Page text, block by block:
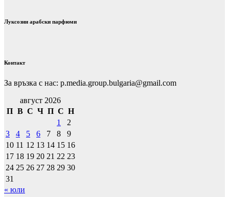
Луксозни арабски парфюми
Контакт
За връзка с нас: p.media.group.bulgaria@gmail.com
август 2026
П В С Ч П С Н
1
2
3
4 5 6 7 8
9
10 11 12 13 14 15 16
17 18 19 20 21 22 23
24 25 26 27 28 29 30
31
« юли